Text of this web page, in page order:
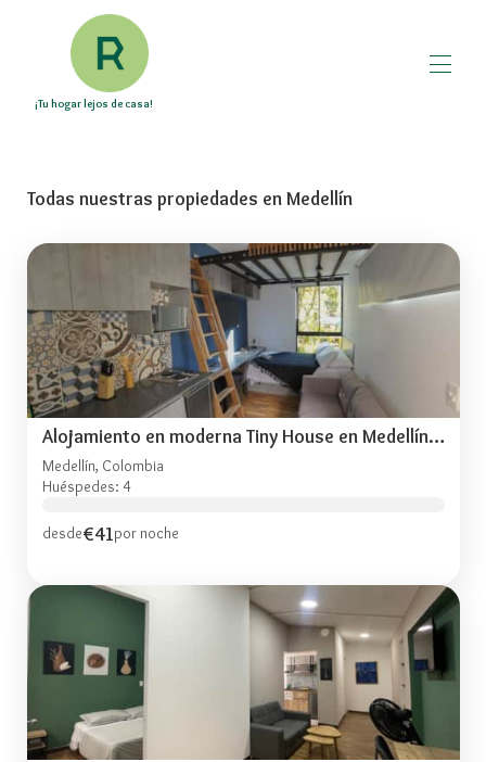
¡Tu hogar lejos de casa!
Ciudades
Sobre nosotros
Contacto
Todas nuestras propiedades en Medellín
Alojamiento en moderna Tiny House en Medellín A106
Medellín, Colombia
Huéspedes: 4
desde€41por noche